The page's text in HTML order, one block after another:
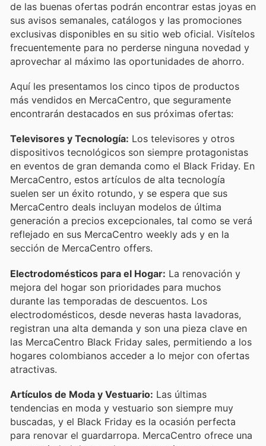
de las buenas ofertas podrán encontrar estas joyas en
sus avisos semanales, catálogos y las promociones
exclusivas disponibles en su sitio web oficial. Visítelos
frecuentemente para no perderse ninguna novedad y
aprovechar al máximo las oportunidades de ahorro.
Aquí les presentamos los cinco tipos de productos
más vendidos en MercaCentro, que seguramente
encontrarán destacados en sus próximas ofertas:
Televisores y Tecnología: Los televisores y otros
dispositivos tecnológicos son siempre protagonistas
en eventos de gran demanda como el Black Friday. En
MercaCentro, estos artículos de alta tecnología
suelen ser un éxito rotundo, y se espera que sus
MercaCentro deals incluyan modelos de última
generación a precios excepcionales, tal como se verá
reflejado en sus MercaCentro weekly ads y en la
sección de MercaCentro offers.
Electrodomésticos para el Hogar: La renovación y
mejora del hogar son prioridades para muchos
durante las temporadas de descuentos. Los
electrodomésticos, desde neveras hasta lavadoras,
registran una alta demanda y son una pieza clave en
las MercaCentro Black Friday sales, permitiendo a los
hogares colombianos acceder a lo mejor con ofertas
atractivas.
Artículos de Moda y Vestuario: Las últimas
tendencias en moda y vestuario son siempre muy
buscadas, y el Black Friday es la ocasión perfecta
para renovar el guardarropa. MercaCentro ofrece una